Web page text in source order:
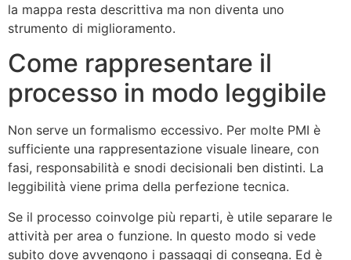
la mappa resta descrittiva ma non diventa uno
strumento di miglioramento.
Come rappresentare il
processo in modo leggibile
Non serve un formalismo eccessivo. Per molte PMI è
sufficiente una rappresentazione visuale lineare, con
fasi, responsabilità e snodi decisionali ben distinti. La
leggibilità viene prima della perfezione tecnica.
Se il processo coinvolge più reparti, è utile separare le
attività per area o funzione. In questo modo si vede
subito dove avvengono i passaggi di consegna. Ed è